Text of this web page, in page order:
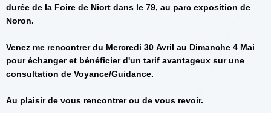
durée de la Foire de Niort dans le 79, au parc exposition de
Noron.
Venez me rencontrer du Mercredi 30 Avril au Dimanche 4 Mai
pour échanger et bénéficier d'un tarif avantageux sur une
consultation de Voyance/Guidance.
Au plaisir de vous rencontrer ou de vous revoir.